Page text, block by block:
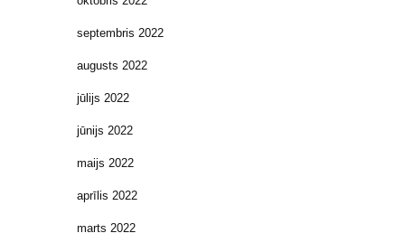
septembris 2022
augusts 2022
jūlijs 2022
jūnijs 2022
maijs 2022
aprīlis 2022
marts 2022